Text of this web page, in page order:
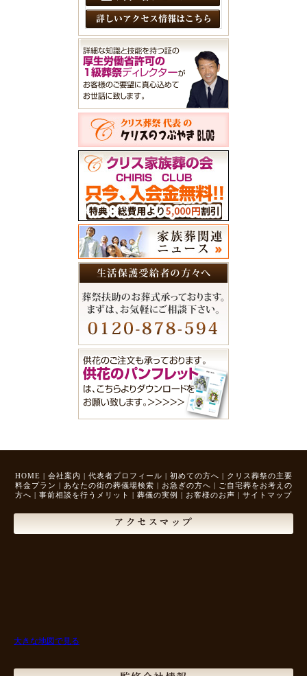
HOME | 会社案内 | 代表者プロフィール | 初めての方へ | クリス葬祭の主要
料金プラン | あなたの街の葬儀場検索 | お急ぎの方へ | ご自宅葬をお考えの
方へ | 事前相談を行うメリット | 葬儀の実例 | お客様のお声 | サイトマップ
アクセスマップ
大きな地図で見る